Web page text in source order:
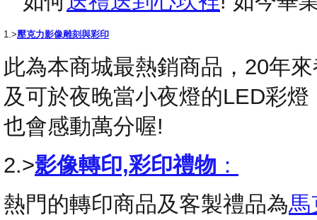
1.>壓克力影像雕刻與彩印
此為本商城最熱銷商品，20年
及可於夜晚當小夜燈的LED彩
也會感動萬分喔!
2.>影像轉印,彩印禮物 ：
熱門的轉印商品及客製禮品為馬